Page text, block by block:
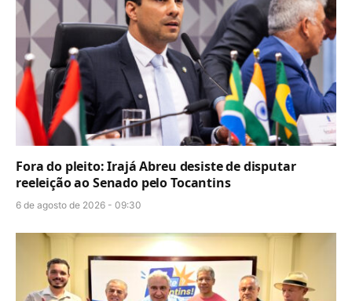
Fora do pleito: Irajá Abreu desiste de disputar
reeleição ao Senado pelo Tocantins
6 de agosto de 2026 - 09:30